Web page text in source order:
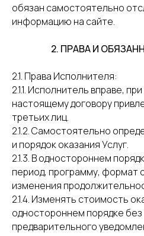
обязан самостоятельно
информацию на сайте.
2. ПРАВА И
2.1. Права Исполнителя:
2.1.1. Исполнитель вправе,
настоящему договору
третьих лиц.
2.1.2. Самостоятельно
и порядок оказания Услуг.
2.1.3. В одностороннем
период, программу, формат
изменения
2.1.4. Изменять стоимость
одностороннем порядке
предварительного